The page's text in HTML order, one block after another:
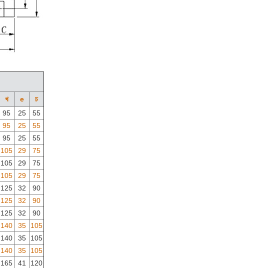
খ e
চ
95 25
55
95 25
55
95 25
55
105 29
75
105 29
75
105 29
75
125 32
90
125 32
90
125 32
90
140 35
105
140 35
105
140 35
105
165 41
120